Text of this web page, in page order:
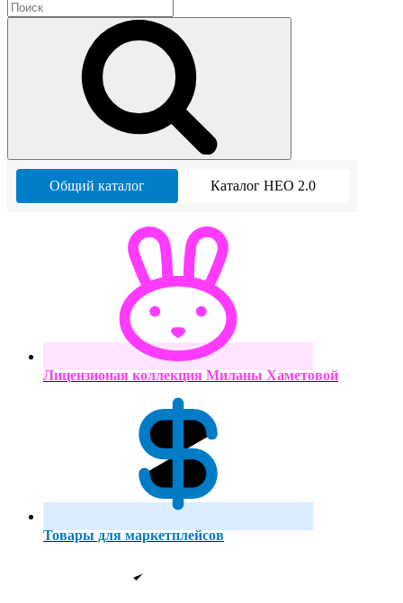
Общий каталог Каталог НЕО 2.0
Лицензионая коллекция Миланы Хаметовой
Товары для маркетплейсов